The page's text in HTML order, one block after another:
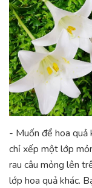
- Muốn để hoa quả
chỉ xếp một lớp
rau câu mỏng lên
lớp hoa quả khác.